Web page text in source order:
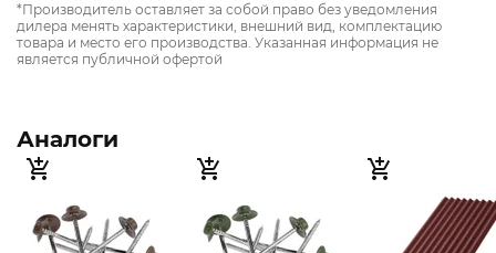
*Производитель оставляет за собой право без уведомления
дилера менять характеристики, внешний вид, комплектацию
товара и место его производства. Указанная информация не
является публичной офертой
Аналоги